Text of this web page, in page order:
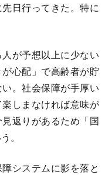
日行ってきた。特に
が予想以上に少ない
心配」で高齢者が貯
。社会保障が手厚い
しまなければ意味が
返りがあるため「国
。
システムに影を落と